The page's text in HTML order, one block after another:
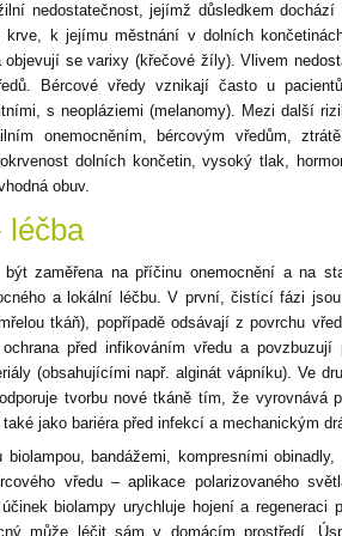
nedostatečnost, jejímž důsledkem
krve, k jejímu městnání v dolních
se varixy (křečové žíly). Vlivem
Bércové vředy vznikají často u
s neopláziemi (melanomy). Mezi další
onemocněním, bércovým vředům,
dolních končetin, vysoký tlak,
obuv.
léčba
zaměřena na příčinu onemocnění a na
a lokální léčbu. V první, čistící fázi
tkáň), popřípadě odsávají z povrchu
před infikováním vředu a
(obsahujícími např. alginát vápníku). Ve
tvorbu nové tkáně tím, že vyrovnává
jako bariéra před infekcí a mechanickým
bandážemi, kompresními
vředu – aplikace polarizovaného
biolampy urychluje hojení a regeneraci
může léčit sám v domácím prostředí.